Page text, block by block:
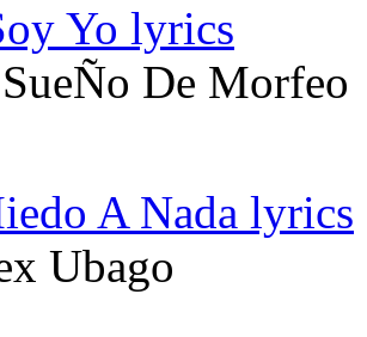
Yo lyrics
De Morfeo
A Nada lyrics
Ubago